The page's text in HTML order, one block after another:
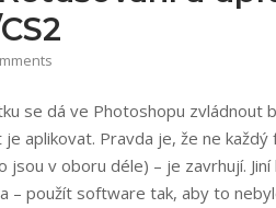
se dá ve Photoshopu zvládnout
aplikovat. Pravda je, že ne
jsou v oboru déle) – je zavrhují.
– použít software tak, aby to